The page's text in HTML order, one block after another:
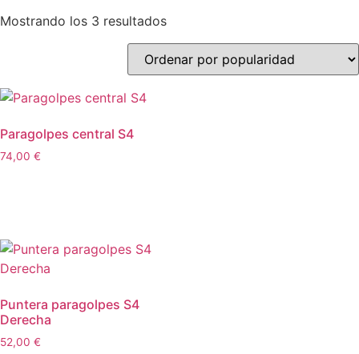
Mostrando los 3 resultados
Paragolpes central S4
74,00 €
Puntera paragolpes S4
Derecha
52,00 €